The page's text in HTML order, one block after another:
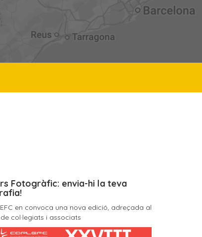
Fotogràfic: envia-hi la teva
en convoca una nova edició, adreçada al
col·legiats i associats